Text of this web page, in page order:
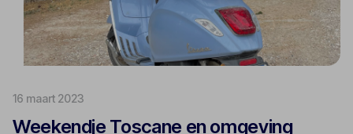
16 maart 2023
Weekendje Toscane en omgeving